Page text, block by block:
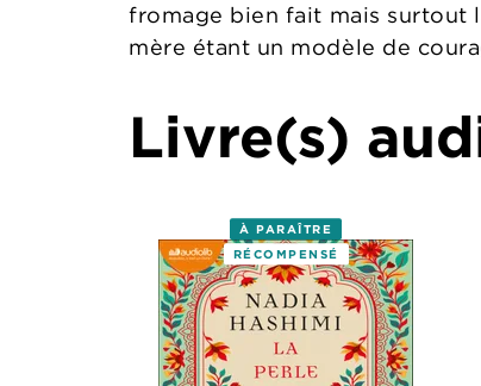
fromage bien fait mais surtout
mère étant un modèle de
Livre(s)
À PARAÎTRE
RÉCOMPENSÉ